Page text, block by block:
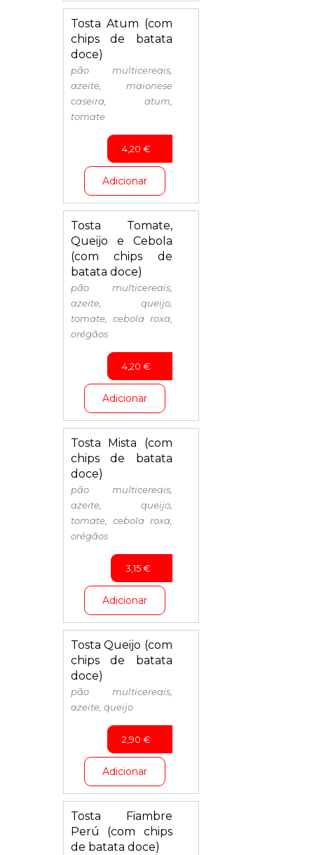
Tosta Atum (com
chips de batata
doce)
pão multicereais,
azeite, maionese
caseira, atum,
tomate
4,20 €
Adicionar
Tosta Tomate,
Queijo e Cebola
(com chips de
batata doce)
pão multicereais,
azeite, queijo,
tomate, cebola roxa,
orégãos
4,20 €
Adicionar
Tosta Mista (com
chips de batata
doce)
pão multicereais,
azeite, queijo,
tomate, cebola roxa,
orégãos
3,15€
Adicionar
Tosta Queijo (com
chips de batata
doce)
pão multicereais,
azeite, queijo
2,90 €
Adicionar
Tosta Fiambre
Perú (com chips
de batata doce)